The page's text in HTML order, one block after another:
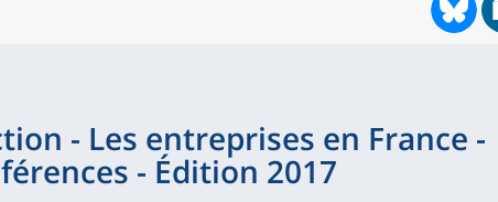
- Les entreprises en France -
- Édition 2017